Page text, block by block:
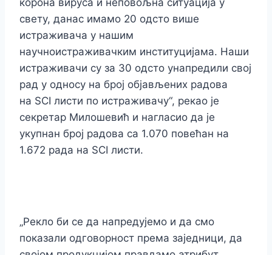
корона вируса и неповољна ситуација у
свету, данас имамо 20 одсто више
истраживача у нашим
научноистраживачким институцијама. Наши
истраживачи су за 30 одсто унапредили свој
рад у односу на број објављених радова
на SCI листи по истраживачу“, рекао је
секретар Милошевић и нагласио да је
укупнан број радова са 1.070 повећан на
1.672 рада на SCI листи.
„Рекло би се да напредујемо и да смо
показали одговорност према заједници, да